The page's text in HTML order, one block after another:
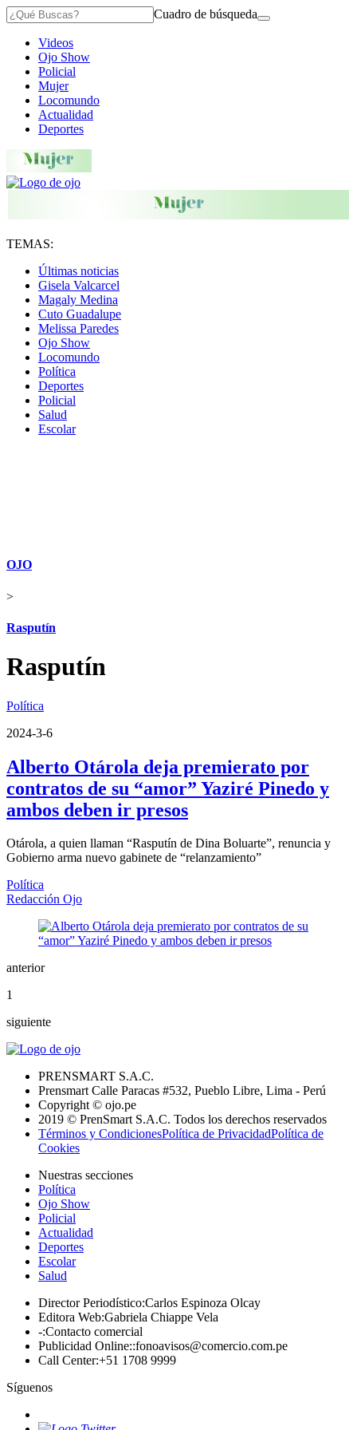
Cuadro de búsqueda
Videos
Ojo Show
Policial
Mujer
Locomundo
Actualidad
Deportes
TEMAS:
Últimas noticias
Gisela Valcarcel
Magaly Medina
Cuto Guadalupe
Melissa Paredes
Ojo Show
Locomundo
Política
Deportes
Policial
Salud
Escolar
OJO
>
Rasputín
Rasputín
Política
2024-3-6
Alberto Otárola deja premierato por
contratos de su “amor” Yaziré Pinedo y
ambos deben ir presos
Otárola, a quien llaman “Rasputín de Dina Boluarte”, renuncia y
Gobierno arma nuevo gabinete de “relanzamiento”
Política
Redacción Ojo
anterior
1
siguiente
PRENSMART S.A.C.
Prensmart Calle Paracas #532, Pueblo Libre, Lima - Perú
Copyright © ojo.pe
2019 © PrenSmart S.A.C. Todos los derechos reservados
Términos y CondicionesPolítica de PrivacidadPolítica de
Cookies
Nuestras secciones
Política
Ojo Show
Policial
Actualidad
Deportes
Escolar
Salud
Director Periodístico:Carlos Espinoza Olcay
Editora Web:Gabriela Chiappe Vela
-:Contacto comercial
Publicidad Online::fonoavisos@comercio.com.pe
Call Center:+51 1708 9999
Síguenos